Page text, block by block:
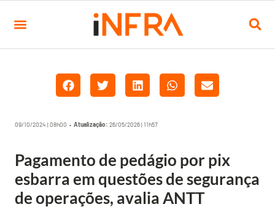
09/10/2024 | 08h00 • Atualização: 26/05/2026 | 11h57
Pagamento de pedágio por pix
esbarra em questões de segurança
de operações, avalia ANTT